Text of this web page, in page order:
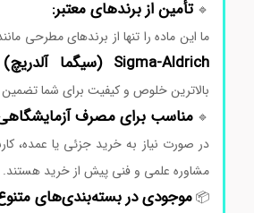
تأمینازبرندهایمعتبر:
اینمادهراتنهاازبرندهایمطرحیمانند(
Sigma-Aldrich ( سیگماآلدریچ)
بالاترینخلوصوکیفیتبرایشماتضمین
مناسببرایمصرفآزمایشگاهی
صورتنیازبه خریدجزئییاعمده،
مشاورهعلمیوفنیپیشازخریدهستند.
موجودیدربسته‌بندی‌هایمتنوع